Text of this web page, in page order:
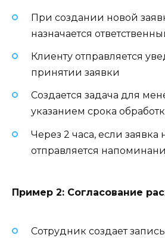
При создании новой
назначается
Клиенту отправляется
принятии заявки
Создается задача для
указанием срока
Через 2 часа, если заявка
отправляется
Пример 2: Согласование
Сотрудник создает